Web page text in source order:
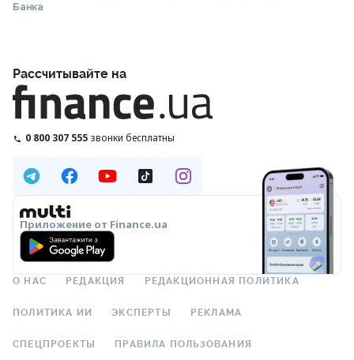
Банка
Рассчитывайте на
0 800 307 555 звонки бесплатны
Приложение от Finance.ua
О НАС РЕДАКЦИЯ РЕДАКЦИОННАЯ ПОЛИТИКА
ПОЛИТИКА ИИ ЭКСПЕРТЫ РЕКЛАМА
СПЕЦПРОЕКТЫ ПРАВИЛА ПОЛЬЗОВАНИЯ